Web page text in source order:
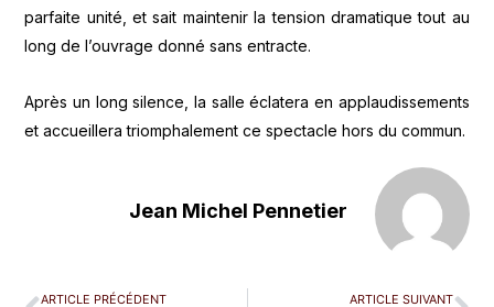
parfaite unité, et sait maintenir la tension dramatique tout au
long de l’ouvrage donné sans entracte.
Après un long silence, la salle éclatera en applaudissements
et accueillera triomphalement ce spectacle hors du commun.
Jean Michel Pennetier
ARTICLE PRÉCÉDENT ARTICLE SUIVANT